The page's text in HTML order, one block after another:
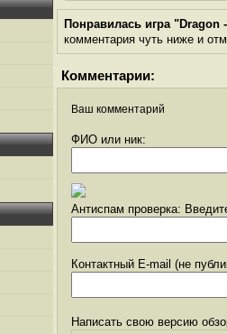
Понравилась игра "Dragon
комментария чуть ниже и
Комментарии:
Ваш комментарий
ФИО или ник:
Антиспам проверка:
Контактный E-mail (не
Написать свою версию